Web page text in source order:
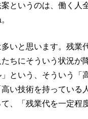
というのは、働く人
いと思います。残業
ちにそういう状況が
という、そういう「
い技術を持っている
、「残業代を一定程